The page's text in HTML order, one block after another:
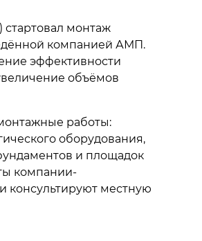
монтаж
компанией АМП.
эффективности
объёмов
работы:
оборудования,
и площадок
компании-
консультируют местную